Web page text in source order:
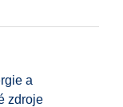
a
zdroje